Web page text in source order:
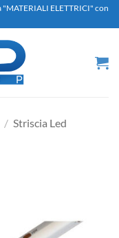
ELETTRICI" con
/ Striscia Led